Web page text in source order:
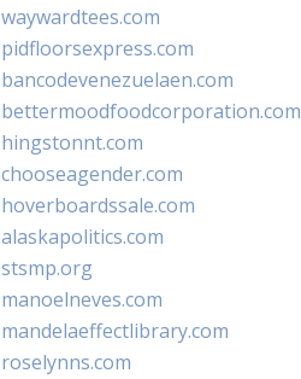
waywardtees.com
pidfloorsexpress.com
bancodevenezuelaen.com
bettermoodfoodcorporation.com
hingstonnt.com
chooseagender.com
hoverboardssale.com
alaskapolitics.com
stsmp.org
manoelneves.com
mandelaeffectlibrary.com
roselynns.com